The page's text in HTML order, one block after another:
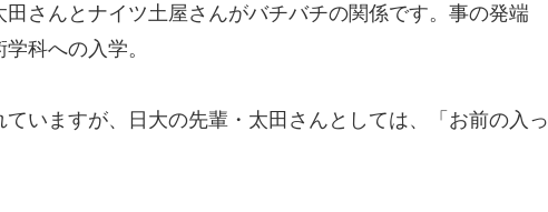
さんとナイツ土屋さんがバチバチの関係です。事の発端
科への入学。
ていますが、日大の先輩・太田さんとしては、「お前の入っ